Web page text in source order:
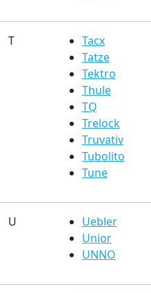
T Tacx
Tatze
Tektro
Thule
TQ
Trelock
Truvativ
Tubolito
Tune
U Uebler
Unior
UNNO